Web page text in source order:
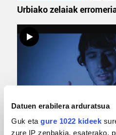
Datuen erabilera arduratsua
Guk eta gure 1022 kideek
zure IP zenbakia, esaterako,
Urbiako zelaiak
MUSIKA